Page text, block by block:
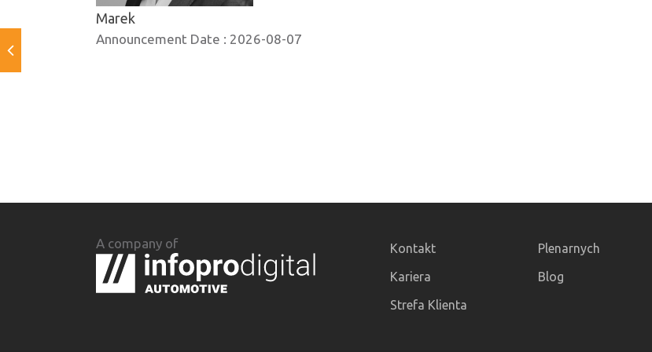
Marek
Announcement Date : 2026-08-07
A company of
Kontakt
Kariera
Strefa Klienta
Plenarnych
Blog